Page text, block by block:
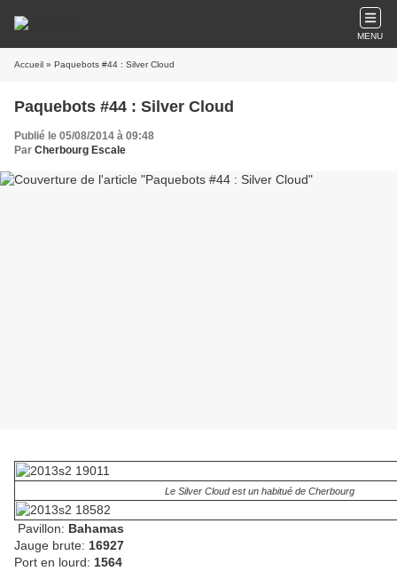
MENU
Accueil » Paquebots #44 : Silver Cloud
Paquebots #44 : Silver Cloud
Publié le 05/08/2014 à 09:48
Par Cherbourg Escale
Le Silver Cloud est un habitué de Cherbourg
Pavillon: Bahamas
Jauge brute: 16927
Port en lourd: 1564